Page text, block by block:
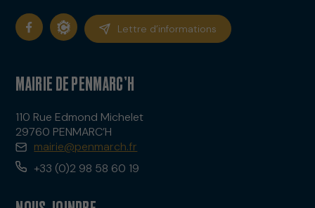
Lettre d’informations
MAIRIE DE PENMARC’H
110 Rue Edmond Michelet
29760 PENMARC’H
mairie@penmarch.fr
+33 (0)2 98 58 60 19